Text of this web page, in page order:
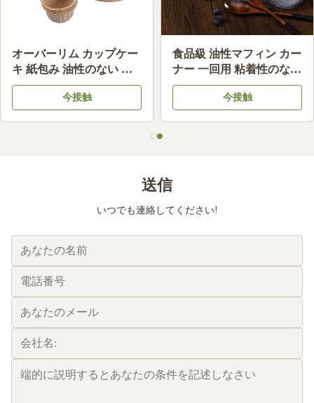
高温耐性 パン紙カップ 粘
りしない使い捨てのカッ
プケーキ
今接触
オーバーリム カップケー
キ 紙包み 油性のない 耐
熱マフィン ケーキカップ
誕生日 結婚式 デザート
今接触
送信
いつでも連絡してください!